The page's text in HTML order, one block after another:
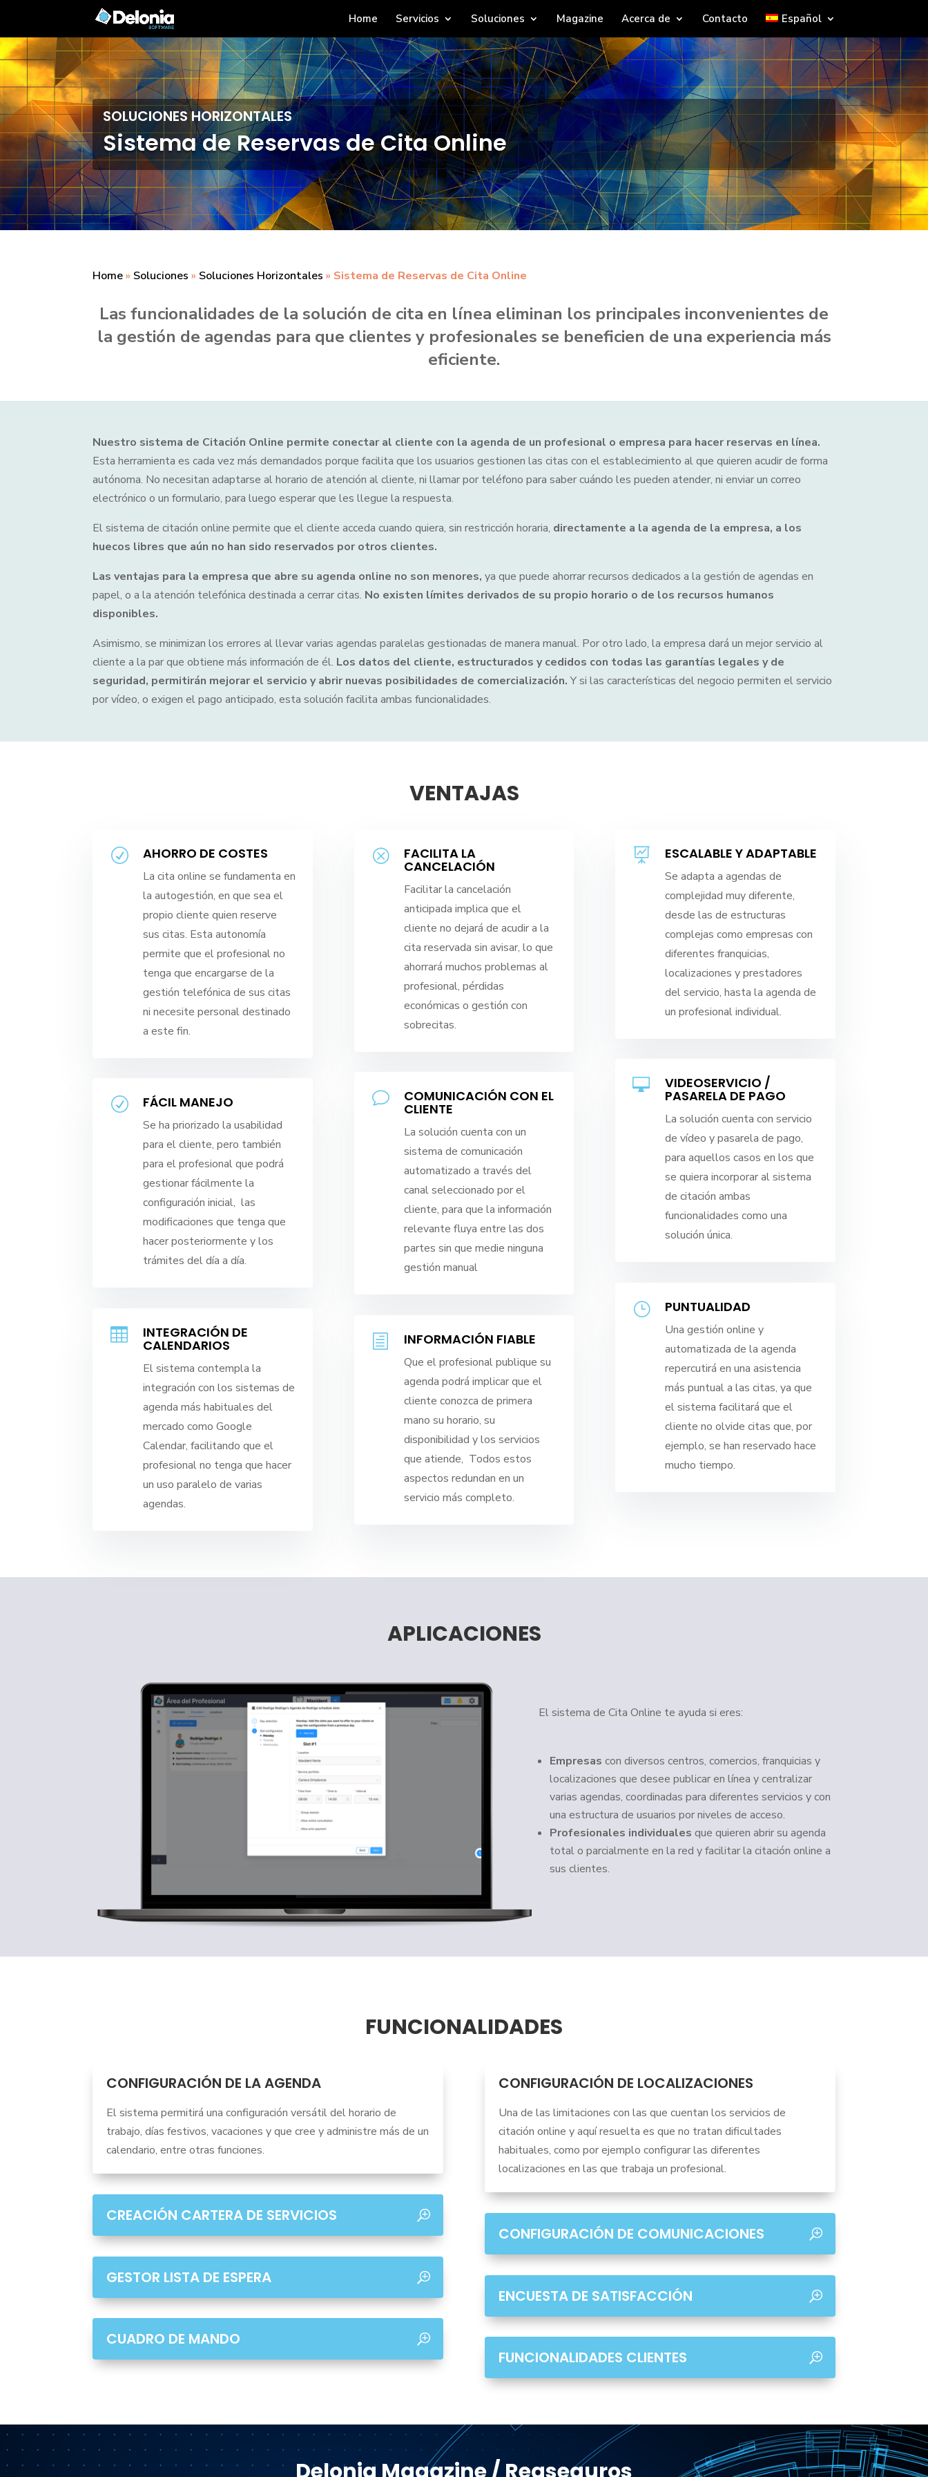
Home Servicios Soluciones Magazine Acerca de Contacto Español
SOLUCIONES HORIZONTALES
Sistema de Reservas de Cita Online
Home» Soluciones » Soluciones Horizontales » Sistema de Reservas de Cita Online
Las funcionalidades de la solución de cita en línea eliminan los principales inconvenientes de
la gestión de agendas para que clientes y profesionales se beneficien de una experiencia más
eficiente.
Nuestro sistema de Citación Online permite conectar al cliente con la agenda de un profesional o empresa para hacer reservas en línea.
Esta herramienta es cada vez más demandados porque facilita que los usuarios gestionen las citas con el establecimiento al que quieren acudir de forma
autónoma. No necesitan adaptarse al horario de atención al cliente, ni llamar por teléfono para saber cuándo les pueden atender, ni enviar un correo
electrónico o un formulario, para luego esperar que les llegue la respuesta.
El sistema de citación online permite que el cliente acceda cuando quiera, sin restricción horaria, directamente a la agenda de la empresa, a los
huecos libres que aún no han sido reservados por otros clientes.
Las ventajas para la empresa que abre su agenda online no son menores, ya que puede ahorrar recursos dedicados a la gestión de agendas en
papel, o a la atención telefónica destinada a cerrar citas. No existen límites derivados de su propio horario o de los recursos humanos
disponibles.
Asimismo, se minimizan los errores al llevar varias agendas paralelas gestionadas de manera manual. Por otro lado, la empresa dará un mejor servicio al
cliente a la par que obtiene más información de él. Los datos del cliente, estructurados y cedidos con todas las garantías legales y de
seguridad, permitirán mejorar el servicio y abrir nuevas posibilidades de comercialización.Y si las características del negocio permiten el servicio
por vídeo, o exigen el pago anticipado, esta solución facilita ambas funcionalidades.
VENTAJAS
R AHORRO DE COSTES
La cita online se fundamenta en
la autogestión, en que sea el
propio cliente quien reserve
sus citas. Esta autonomía
permite que el profesional no
tenga que encargarse de la
gestión telefónica de sus citas
ni necesite personal destinado
a este fin.
R FÁCIL MANEJO
Se ha priorizado la usabilidad
para el cliente, pero también
para el profesional que podrá
gestionar fácilmente la
configuración inicial, las
modificaciones que tenga que
hacer posteriormente y los
trámites del día a día.
 INTEGRACIÓN DE
CALENDARIOS
El sistema contempla la
integración con los sistemas de
agenda más habituales del
mercado como Google
Calendar, facilitando que el
profesional no tenga que hacer
un uso paralelo de varias
agendas.
Q FACILITA LA
CANCELACIÓN
Facilitar la cancelación
anticipada implica que el
cliente no dejará de acudir a la
cita reservada sin avisar, lo que
ahorrará muchos problemas al
profesional, pérdidas
económicas o gestión con
sobrecitas.
v COMUNICACIÓN CON EL
CLIENTE
La solución cuenta con un
sistema de comunicación
automatizado a través del
canal seleccionado por el
cliente, para que la información
relevante fluya entre las dos
partes sin que medie ninguna
gestión manual
h INFORMACIÓN FIABLE
Que el profesional publique su
agenda podrá implicar que el
cliente conozca de primera
mano su horario, su
disponibilidad y los servicios
que atiende, Todos estos
aspectos redundan en un
servicio más completo.
 ESCALABLE Y ADAPTABLE
Se adapta a agendas de
complejidad muy diferente,
desde las de estructuras
complejas como empresas con
diferentes franquicias,
localizaciones y prestadores
del servicio, hasta la agenda de
un profesional individual.
 VIDEOSERVICIO /
PASARELA DE PAGO
La solución cuenta con servicio
de vídeo y pasarela de pago,
para aquellos casos en los que
se quiera incorporar al sistema
de citación ambas
funcionalidades como una
solución única.
} PUNTUALIDAD
Una gestión online y
automatizada de la agenda
repercutirá en una asistencia
más puntual a las citas, ya que
el sistema facilitará que el
cliente no olvide citas que, por
ejemplo, se han reservado hace
mucho tiempo.
APLICACIONES
El sistema de Cita Online te ayuda si eres:
Empresas con diversos centros, comercios, franquicias y
localizaciones que desee publicar en línea y centralizar
varias agendas, coordinadas para diferentes servicios y con
una estructura de usuarios por niveles de acceso.
Profesionales individuales que quieren abrir su agenda
total o parcialmente en la red y facilitar la citación online a
sus clientes.
FUNCIONALIDADES
CONFIGURACIÓN DE LA AGENDA
El sistema permitirá una configuración versátil del horario de
trabajo, días festivos, vacaciones y que cree y administre más de un
calendario, entre otras funciones.
CREACIÓN CARTERA DE SERVICIOS
GESTOR LISTA DE ESPERA
CUADRO DE MANDO
CONFIGURACIÓN DE LOCALIZACIONES
Una de las limitaciones con las que cuentan los servicios de
citación online y aquí resuelta es que no tratan dificultades
habituales, como por ejemplo configurar las diferentes
localizaciones en las que trabaja un profesional.
CONFIGURACIÓN DE COMUNICACIONES
ENCUESTA DE SATISFACCIÓN
FUNCIONALIDADES CLIENTES